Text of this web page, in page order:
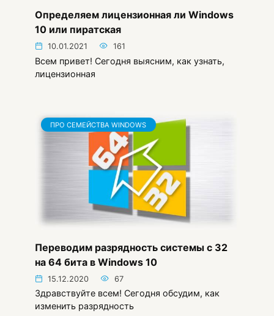
Определяем лицензионная ли Windows
10 или пиратская
10.01.2021 161
Всем привет! Сегодня выясним, как узнать,
лицензионная
ПРО СЕМЕЙСТВА WINDOWS
Переводим разрядность системы с 32
на 64 бита в Windows 10
15.12.2020 67
Здравствуйте всем! Сегодня обсудим, как
изменить разрядность